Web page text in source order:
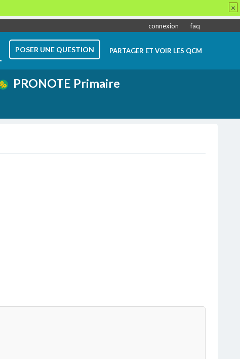
connexion faq
POSER UNE QUESTION PARTAGER ET VOIR LES QCM
PRONOTE Primaire
×